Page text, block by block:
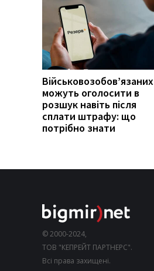
Військовозобов’язаних
можуть оголосити в
розшук навіть після
сплати штрафу: що
потрібно знати
© 2000-2024,
ТОВ "КЕПРЕЙТ ПАРТНЕРС".
Всі права захищені.